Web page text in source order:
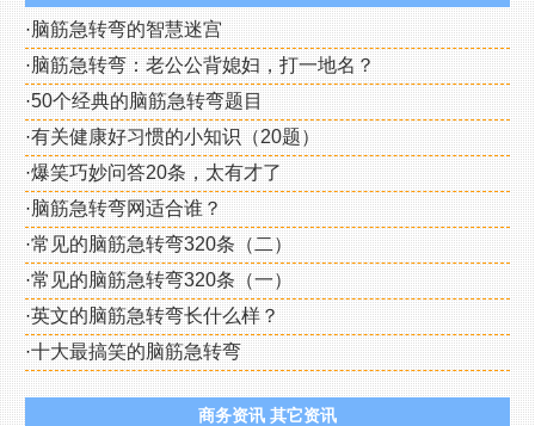
·脑筋急转弯的智慧迷宫
·脑筋急转弯：老公公背媳妇，打一地名？
·50个经典的脑筋急转弯题目
·有关健康好习惯的小知识（20题）
·爆笑巧妙问答20条，太有才了
·脑筋急转弯网适合谁？
·常见的脑筋急转弯320条（二）
·常见的脑筋急转弯320条（一）
·英文的脑筋急转弯长什么样？
·十大最搞笑的脑筋急转弯
商务资讯 其它资讯